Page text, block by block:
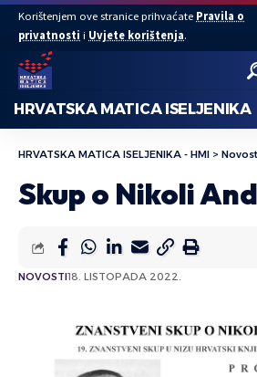
Korištenjem ove stranice prihvaćate Pravila o
privatnosti i Uvjete korištenja.
HRVATSKA MATICA ISELJENIKA
HRVATSKA MATICA ISELJENIKA - HMI >
Skup o Nikoli
NOVOSTI18. LISTOPADA 2022.